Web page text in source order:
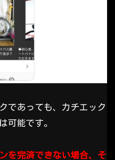
であっても、カチエック
可能です。
を完済できない場合、そ